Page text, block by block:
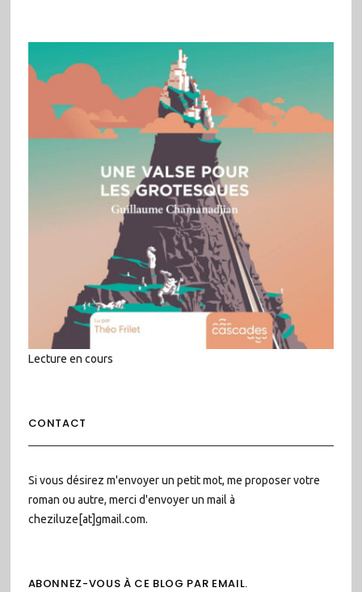
Lecture en cours
CONTACT
Si vous désirez m'envoyer un petit mot, me proposer votre
roman ou autre, merci d'envoyer un mail à
cheziluze[at]gmail.com.
ABONNEZ-VOUS À CE BLOG PAR EMAIL.